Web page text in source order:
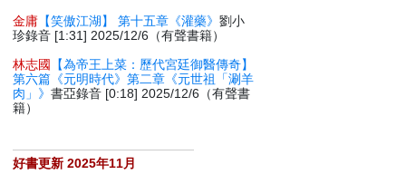
金庸 【笑傲江湖】 第十五章《灌藥》劉小
珍錄音 [1:31] 2025/12/6（有聲書籍）
林志國
【為帝王上菜：歷代宮廷御醫傳奇】
第六篇《元明時代》第二章《元世祖「涮羊
肉」》書亞錄音 [0:18] 2025/12/6（有聲書
籍）
好書更新 2025年11月